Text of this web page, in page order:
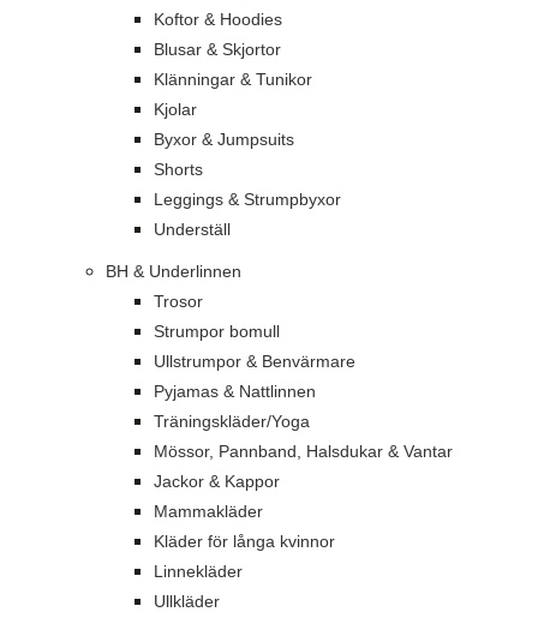
Koftor & Hoodies
Blusar & Skjortor
Klänningar & Tunikor
Kjolar
Byxor & Jumpsuits
Shorts
Leggings & Strumpbyxor
Underställ
BH & Underlinnen
Trosor
Strumpor bomull
Ullstrumpor & Benvärmare
Pyjamas & Nattlinnen
Träningskläder/Yoga
Mössor, Pannband, Halsdukar & Vantar
Jackor & Kappor
Mammakläder
Kläder för långa kvinnor
Linnekläder
Ullkläder